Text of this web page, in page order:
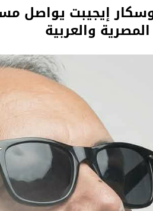
إيجيبت يواصل
والعربية